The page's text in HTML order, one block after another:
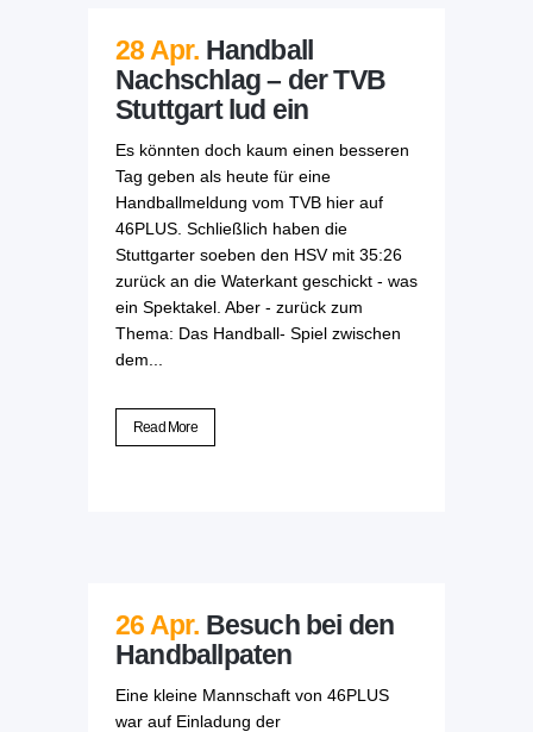
28 Apr. Handball
Nachschlag – der TVB
Stuttgart lud ein
Es könnten doch kaum einen besseren
Tag geben als heute für eine
Handballmeldung vom TVB hier auf
46PLUS. Schließlich haben die
Stuttgarter soeben den HSV mit 35:26
zurück an die Waterkant geschickt - was
ein Spektakel. Aber - zurück zum
Thema: Das Handball- Spiel zwischen
dem...
Read More
26 Apr. Besuch bei den
Handballpaten
Eine kleine Mannschaft von 46PLUS
war auf Einladung der